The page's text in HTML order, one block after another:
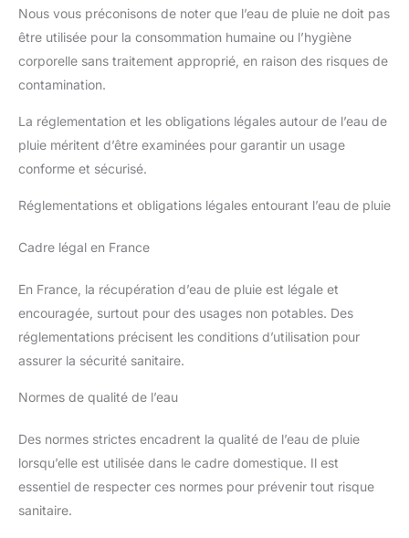
Nous vous préconisons de noter que l’eau de pluie ne doit pas
être utilisée pour la consommation humaine ou l’hygiène
corporelle sans traitement approprié, en raison des risques de
contamination.
La réglementation et les obligations légales autour de l’eau de
pluie méritent d’être examinées pour garantir un usage
conforme et sécurisé.
Réglementations et obligations légales entourant l’eau de pluie
Cadre légal en France
En France, la récupération d’eau de pluie est légale et
encouragée, surtout pour des usages non potables. Des
réglementations précisent les conditions d’utilisation pour
assurer la sécurité sanitaire.
Normes de qualité de l’eau
Des normes strictes encadrent la qualité de l’eau de pluie
lorsqu’elle est utilisée dans le cadre domestique. Il est
essentiel de respecter ces normes pour prévenir tout risque
sanitaire.